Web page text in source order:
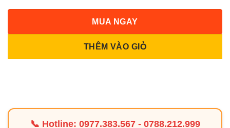
THÊM VÀO GIỎ
MUA NGAY
📞 Hotline: 0977.383.567- 0788.212.999